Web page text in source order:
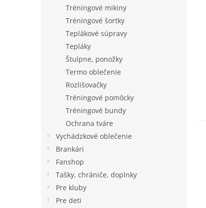
Tréningové mikiny
Tréningové šortky
Teplákové súpravy
Tepláky
Štulpne, ponožky
Termo oblečenie
Rozlišovačky
Tréningové pomôcky
Tréningové bundy
Ochrana tváre
Vychádzkové oblečenie
Brankári
Fanshop
Tašky, chrániče, doplnky
Pre kluby
Pre deti